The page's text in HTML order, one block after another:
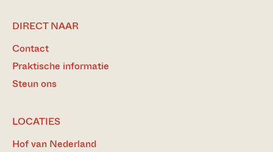
DIRECT NAAR
Contact
Praktische informatie
Steun ons
LOCATIES
Hof van Nederland